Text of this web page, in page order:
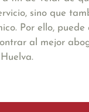
sino que
Por ello, puede
al mejor